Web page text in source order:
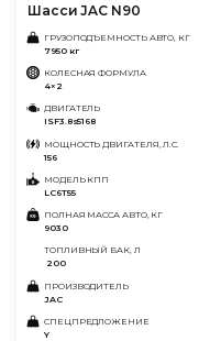
Шасси JAC N90
ГРУЗОПОДЪЕМНОСТЬ АВТО, КГ
7950 кг
КОЛЕСНАЯ ФОРМУЛА
4×2
ДВИГАТЕЛЬ
ISF3.8s5168
МОЩНОСТЬ ДВИГАТЕЛЯ, Л.С.
156
МОДЕЛЬ КПП
LC6T55
ПОЛНАЯ МАССА АВТО, КГ
9030
ТОПЛИВНЫЙ БАК, Л
200
ПРОИЗВОДИТЕЛЬ
JAC
СПЕЦПРЕДЛОЖЕНИЕ
Y